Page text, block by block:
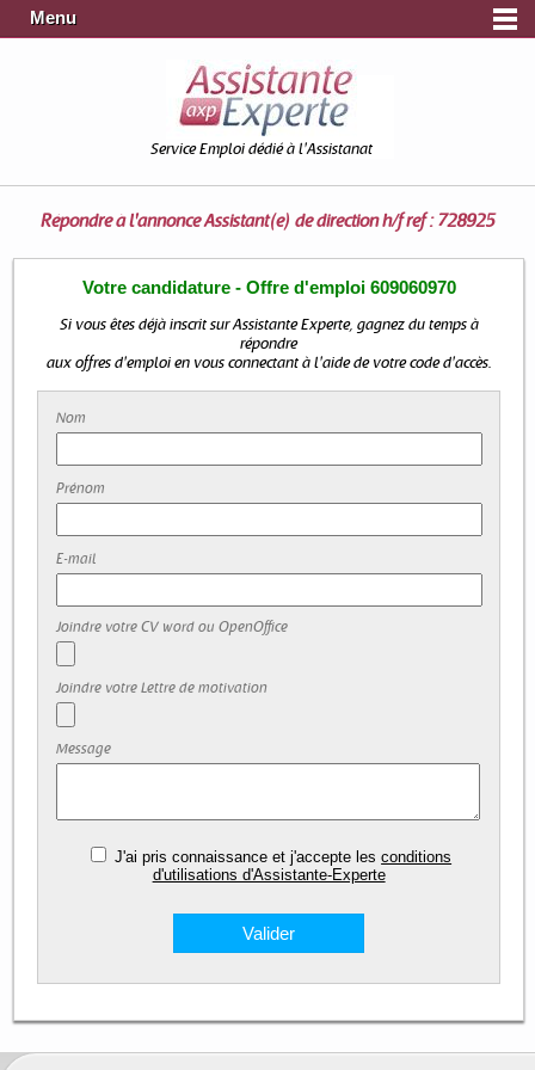
Menu
Service Emploi dédié à l'Assistanat
Répondre à l'annonceAssistant(e) de direction h/f ref : 728925
Votre candidature - Offre d'emploi 609060970
Si vous êtes déjà inscrit sur Assistante Experte, gagnez du temps à
répondre
aux offres d'emploi en vous connectant à l'aide de votre code d'accès.
Nom
Prénom
E-mail
Joindre votre CV word ou OpenOffice
Joindre votre Lettre de motivation
Message
J'ai pris connaissance et j'accepte lesconditions
d'utilisations d'Assistante-Experte